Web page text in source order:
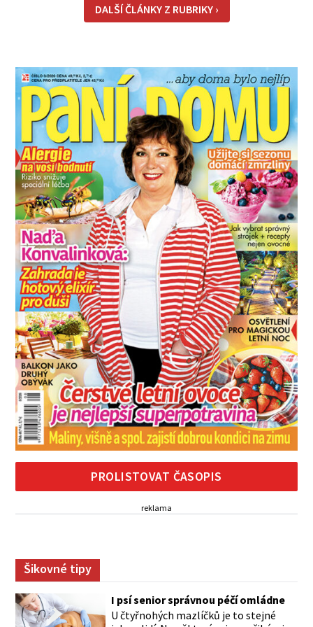
pracujete na směny. Noční práce či jakékoli
nepřirozené bdě
DALŠÍ ČLÁNKY Z RUBRIKY ›
PROLISTOVAT ČASOPIS
reklama
Šikovné tipy
I psí senior správnou péčí omládne
U čtyřnohých mazlíčků je to stejné